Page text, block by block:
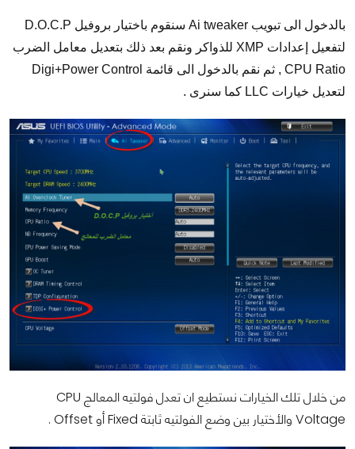
بالدخول الى تبويب Ai tweaker سنقوم باختيار بروفيل D.O.C.P
لتفعيل إعدادات XMP للذواكر ونقم بعد ذلك بتعديل معامل الضرب
CPU Ratio , ثم نقم بالدخول الى قائمة Digi+Power Control
لتعديل خيارات LLC كما سنرى .
من خلال تلك الخيارات نستطيع ان تعدل فولتيه المعالج CPU
Voltage والأختيار بين وضع الفولتيه ثابتة Fixed أو Offset .